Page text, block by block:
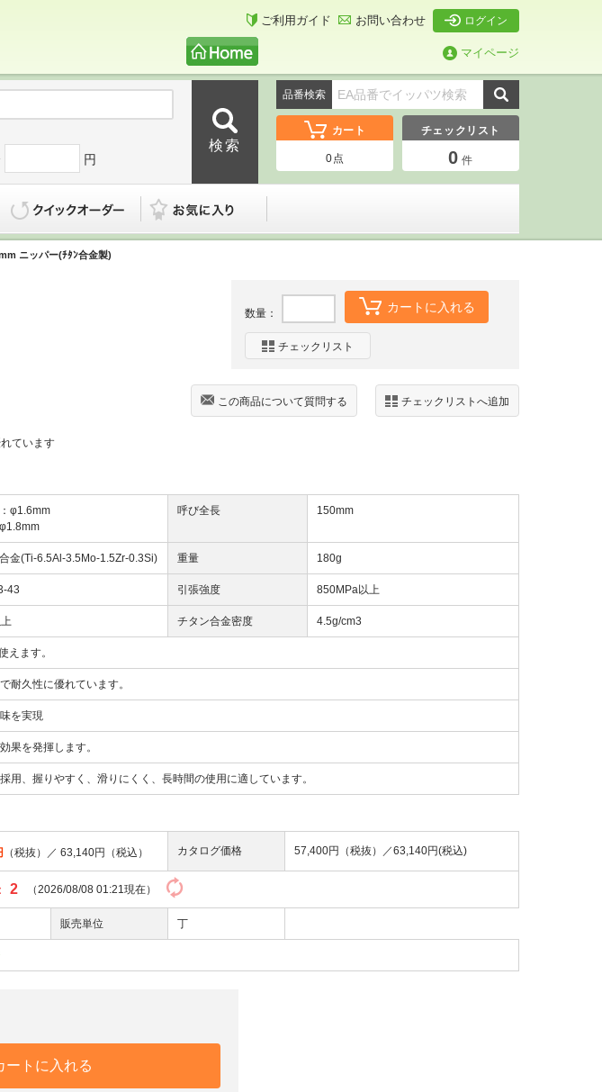
ご利用ガイド お問い合わせ ログイン
マイページ
円
品番検索
カート
0点
チェックリスト
0 件
ニッパー(ﾁﾀﾝ合金製)
数量： カートに入れる
チェックリスト
チェックリストへ追加
この商品について質問する
ています
φ1.6mm
呼び全長 150mm
金(Ti-6.5Al-3.5Mo-1.5Zr-0.3Si) 重量 180g
43 引張強度 850MPa以上
チタン合金密度 4.5g/cm3
えます。
耐久性に優れています。
を実現
果を発揮します。
用、握りやすく、滑りにくく、長時間の使用に適しています。
（税抜）／ 63,140円（税込） カタログ価格 57,400円（税抜）／63,140円(税込)
2 （2026/08/08 01:21現在）
販売単位 丁
ートに入れる